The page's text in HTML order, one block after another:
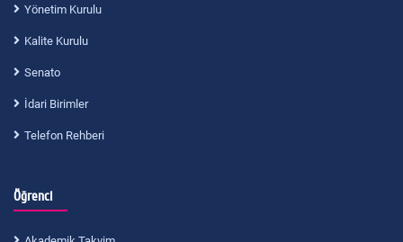
Yönetim Kurulu
Kalite Kurulu
Senato
İdari Birimler
Telefon Rehberi
Öğrenci